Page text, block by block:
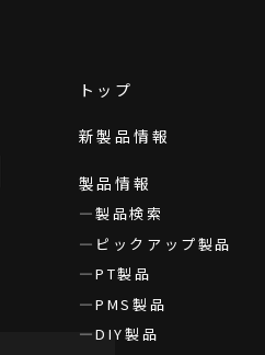
トップ
新製品情報
製品情報
製品検索
ピックアップ製品
PT製品
PMS製品
DIY製品